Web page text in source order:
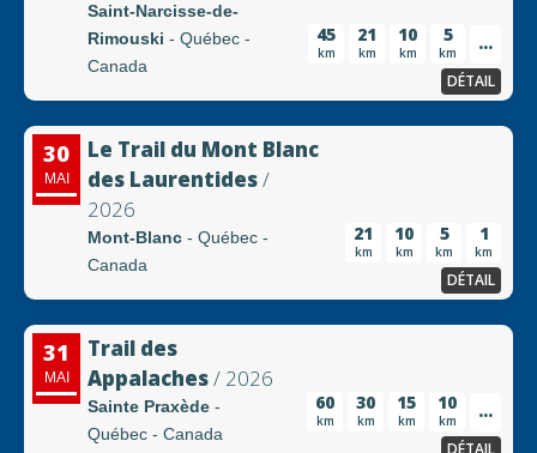
Saint-Narcisse-de-
Rimouski - Québec -
Canada
45
km
21
km
10
km
5
km ...
DÉTAIL
30
MAI
Le Trail du Mont Blanc
des Laurentides/
2026
Mont-Blanc - Québec -
Canada
21
km
10
km
5
km
1
km
DÉTAIL
31
MAI
Trail des
Appalaches/ 2026
Sainte Praxède -
Québec - Canada
60
km
30
km
15
km
10
km ...
DÉTAIL